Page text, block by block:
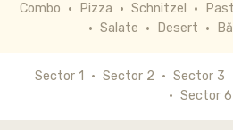
Combo Pizza Schnitzel
Salate
Desert
Sector 1 Sector 2 Sector 3
Sector 6